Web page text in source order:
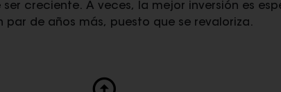
creciente. A veces, la mejor inversión es
de años más, puesto que se revaloriza.